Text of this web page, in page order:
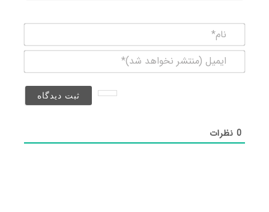
(منتشر
0نظرات